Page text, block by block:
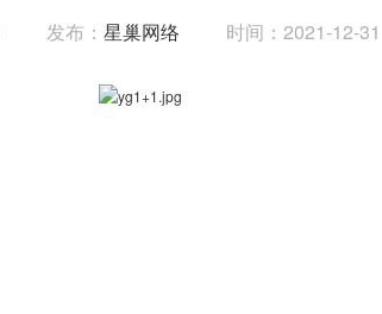
发布： 星巢网络 时间：2021-12-31